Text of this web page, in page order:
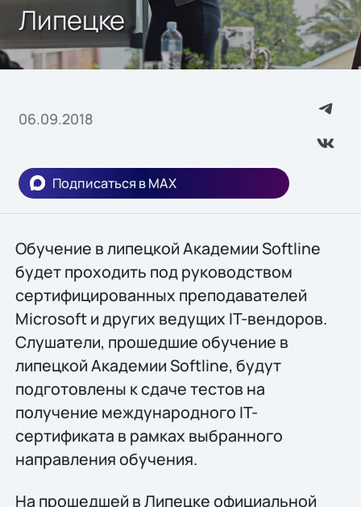
Липецке
06.09.2018
Подписаться в MAX
Обучение в липецкой Академии Softline
будет проходить под руководством
сертифицированных преподавателей
Microsoft и других ведущих IT-вендоров.
Слушатели, прошедшие обучение в
липецкой Академии Softline, будут
подготовлены к сдаче тестов на
получение международного IT-
сертификата в рамках выбранного
направления обучения.
На прошедшей в Липецке официальной